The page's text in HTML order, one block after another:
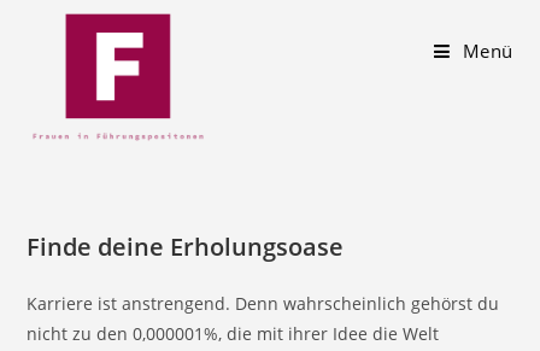
Menü
Finde deine Erholungsoase
Karriere ist anstrengend. Denn wahrscheinlich gehörst du
nicht zu den 0,000001%, die mit ihrer Idee die Welt